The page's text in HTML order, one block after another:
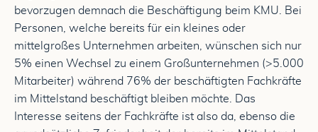
bevorzugen demnach die Beschäftigung beim KMU. Bei
Personen, welche bereits für ein kleines oder
mittelgroßes Unternehmen arbeiten, wünschen sich nur
5% einen Wechsel zu einem Großunternehmen (>5.000
Mitarbeiter) während 76% der beschäftigten Fachkräfte
im Mittelstand beschäftigt bleiben möchte. Das
Interesse seitens der Fachkräfte ist also da, ebenso die